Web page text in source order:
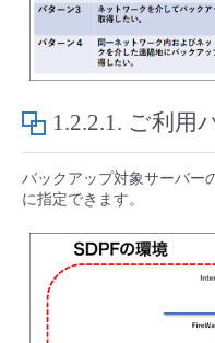
管理機能
サポート
IoT
すべてのメニュー
- 新規お申し込み方法
- 初期設定・確認
- ユーザー機能の管理
- 登録情報の管理
- データと分析
- マルチクラウド利用
- ITインフラストラク
故障/メンテナンス
パートナー
販売パートナー向け
協業パートナー
脱炭素化
1.2.2.1. ご利用
バックアップ対象サーバー
に指定できます。